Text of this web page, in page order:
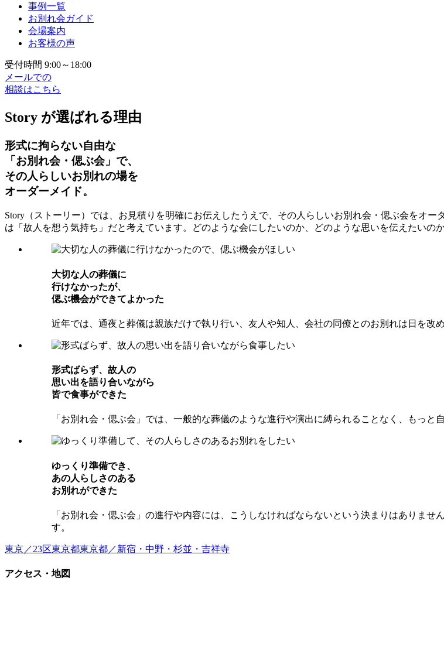
事例一覧
お別れ会ガイド
会場案内
お客様の声
受付時間 9:00～18:00
メールでの
相談はこちら
Story が選ばれる理由
形式に拘らない自由な
「お別れ会・偲ぶ会」で、
その人らしいお別れの場を
オーダーメイド。
Story（ストーリー）では、お見積りを明確にお伝えしたうえで、その人らしいお別れ会・偲ぶ会をオ
は「故人を想う気持ち」だと考えています。どのような会にしたいのか、どのような思いを伝えたいの
⼤切な⼈の葬儀に
⾏けなかったが、
偲ぶ機会ができてよかった
近年では、通夜と葬儀は親族だけで執り行い、友人や知人、会社の同僚とのお別れは日を改
形式ばらず、故⼈の
思い出を語り合いながら
皆で⾷事ができた
「お別れ会・偲ぶ会」では、一般的な葬儀のような進行や演出に縛られることなく、もっと
ゆっくり準備でき、
あの⼈らしさのある
お別れができた
「お別れ会・偲ぶ会」の進行や内容には、こうしなければならないという決まりはありま
す。
東京／23区東京都東京都／新宿・中野・杉並・吉祥寺
アクセス・地図